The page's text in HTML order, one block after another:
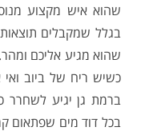
שהוא איש מקצוע
בגלל שמקבלים
שהוא מגיע אליכם
כשיש ריח של ביוב
ברמת גן יגיע לשחרר
בכל דוד מים שפתאום